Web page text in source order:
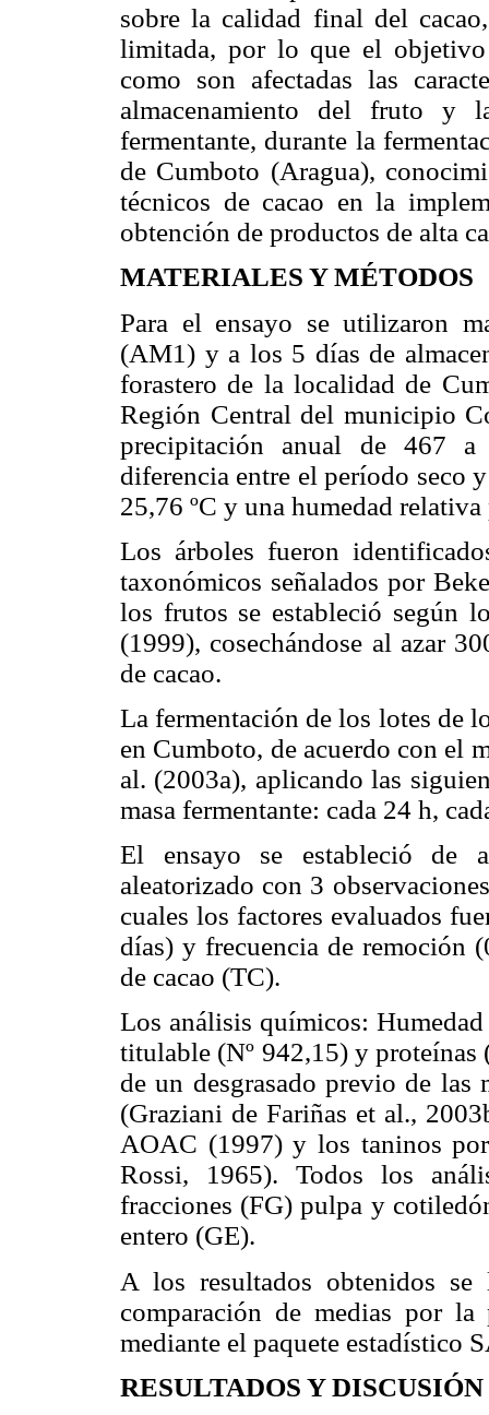
sobre la calidad final del
limitada, por lo que el objetivo
como son afectadas las
almacenamiento del fruto y
fermentante, durante la
de Cumboto (Aragua),
técnicos de cacao en la
obtención de productos de alta
MATERIALES Y MÉTODOS
Para el ensayo se utilizaron
(AM1) y a los 5 días de
forastero de la localidad de
Región Central del municipio
precipitación anual de 467 a
diferencia entre el período seco
25,76 ºC y una humedad
Los árboles fueron
taxonómicos señalados por
los frutos se estableció según
(1999), cosechándose al azar
de cacao.
La fermentación de los lotes de
en Cumboto, de acuerdo con el
al. (2003a), aplicando las
masa fermentante: cada 24 h,
El ensayo se estableció de
aleatorizado con 3
cuales los factores evaluados
días) y frecuencia de remoción
de cacao (TC).
Los análisis químicos:
titulable (Nº 942,15) y proteínas
de un desgrasado previo de las
(Graziani de Fariñas et al.,
AOAC (1997) y los taninos
Rossi, 1965). Todos los
fracciones (FG) pulpa y
entero (GE).
A los resultados obtenidos
comparación de medias por
mediante el paquete estadístico
RESULTADOS Y DISCUSIÓN